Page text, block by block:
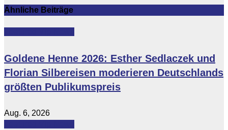
Ähnliche Beiträge
Goldene Henne 2026: Esther Sedlaczek und
Florian Silbereisen moderieren Deutschlands
größten Publikumspreis
Aug. 6, 2026